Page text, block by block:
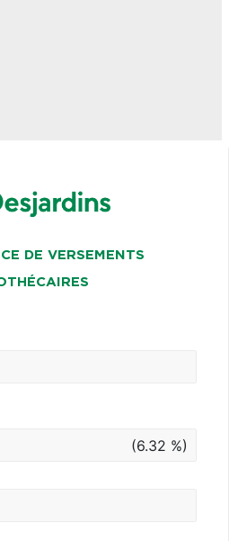
DE VERSEMENTS
(6.32 %)